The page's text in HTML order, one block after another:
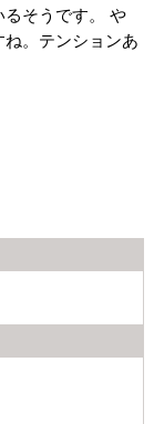
るそうです。 や
。テンションあ